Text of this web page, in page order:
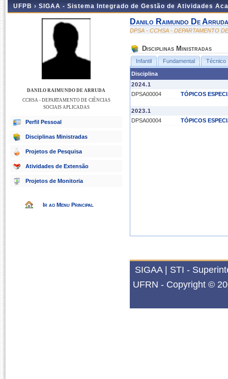
UFPB › SIGAA - Sistema Integrado de Gestão de Atividades
DANILO RAIMUNDO DE ARRUDA
CCHSA - DEPARTAMENTO DE CIÊNCIAS
SOCIAIS APLICADAS
Perfil Pessoal
Disciplinas Ministradas
Projetos de Pesquisa
Atividades de Extensão
Projetos de Monitoria
Ir ao Menu Principal
Danilo Raimundo De Arruda
DPSA - CCHSA - DEPARTAMENTO
Disciplinas Ministradas
Infantil Fundamental Técnico
Disciplina
2024.1
DPSA00004
TÓPICOS
2023.1
DPSA00004
TÓPICOS
SIGAA | STI -
UFRN - Copyright ©